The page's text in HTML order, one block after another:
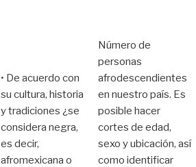
• De acuerdo con
su cultura, historia
y tradiciones ¿se
considera negra,
es decir,
afromexicana o
Número de
personas
afrodescendientes
en nuestro país. Es
posible hacer
cortes de edad,
sexo y ubicación, así
como identificar